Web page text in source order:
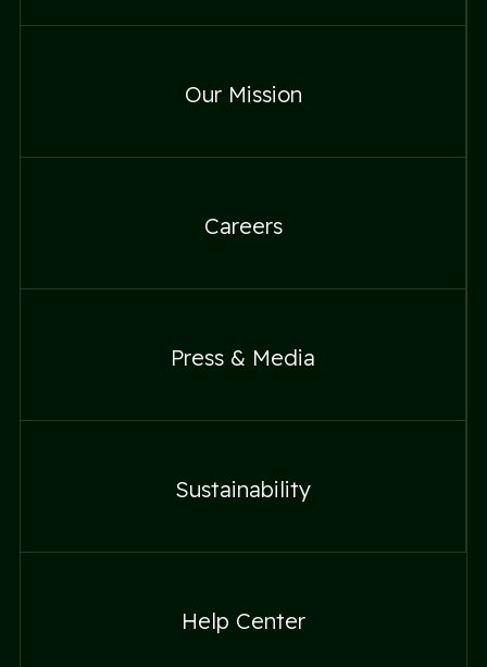
Our Mission
Our Mission
Careers
Careers
Press & Media
Press & Media
Sustainability
Sustainability
Help Center
Help Center